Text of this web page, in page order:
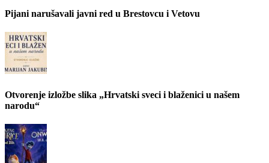
Pijani narušavali javni red u Brestovcu i Vetovu
Otvorenje izložbe slika „Hrvatski sveci i blaženici u našem
narodu“